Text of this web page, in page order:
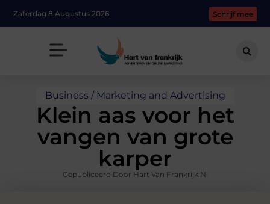
Zaterdag 8 Augustus 2026 Schrijf mee
Business / Marketing and Advertising
Klein aas voor het
vangen van grote
karper
Gepubliceerd Door Hart Van Frankrijk.nl